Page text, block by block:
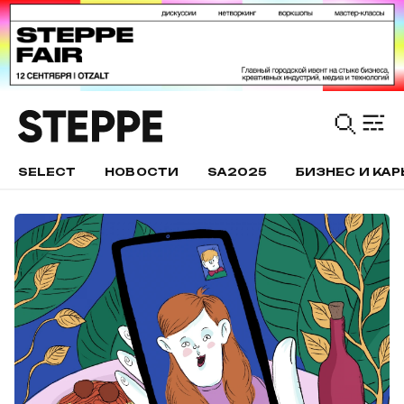
SELECT НОВОСТИ SA2025 БИЗНЕС И